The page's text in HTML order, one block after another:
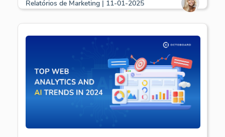
Relatórios de Marketing | 11-01-2025